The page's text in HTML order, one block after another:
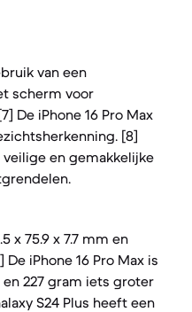
van een
scherm voor
De iPhone 16 Pro Max
[8]
en gemakkelijke
x 75.9 x 7.7 mm en
De iPhone 16 Pro Max is
en 227 gram iets groter
S24 Plus heeft een